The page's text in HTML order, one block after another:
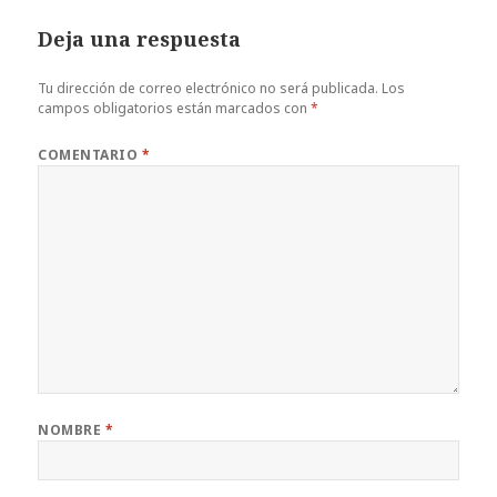
Deja una respuesta
Tu dirección de correo electrónico no será publicada. Los
campos obligatorios están marcados con*
COMENTARIO *
NOMBRE *